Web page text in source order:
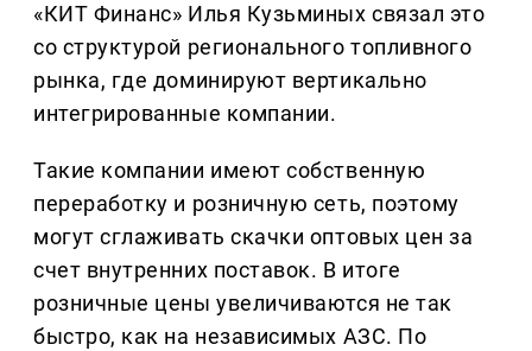
«КИТ Финанс» Илья Кузьминых связал это
со структурой регионального топливного
рынка, где доминируют вертикально
интегрированные компании.
Такие компании имеют собственную
переработку и розничную сеть, поэтому
могут сглаживать скачки оптовых цен за
счет внутренних поставок. В итоге
розничные цены увеличиваются не так
быстро, как на независимых АЗС. По